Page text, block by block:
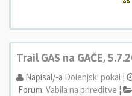
Trail GAS na GAČE,
Napisal/-a Dolenjski pokal ¦
Forum: Vabila na prireditve ¦